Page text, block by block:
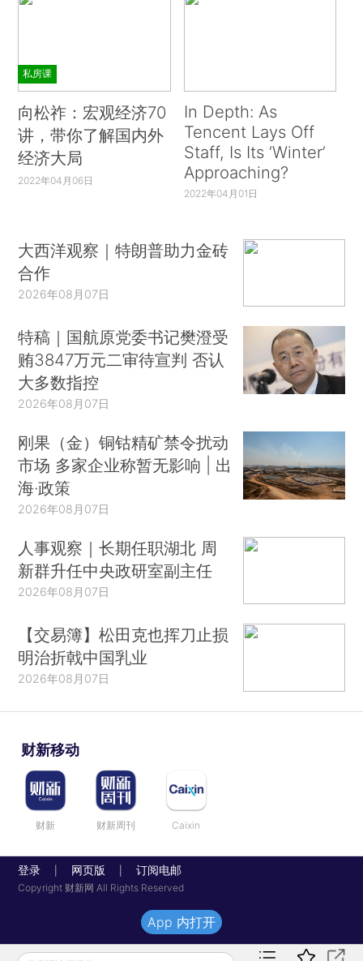
私房课
向松祚：宏观经济70
讲，带你了解国内外
经济大局
2022年04月06日
In Depth: As
Tencent Lays Off
Staff, Is Its ‘Winter’
Approaching?
2022年04月01日
大西洋观察｜特朗普助力金砖
合作
2026年08月07日
特稿｜国航原党委书记樊澄受
贿3847万元二审待宣判 否认
大多数指控
2026年08月07日
刚果（金）铜钴精矿禁令扰动
市场 多家企业称暂无影响 | 出
海·政策
2026年08月07日
人事观察｜长期任职湖北 周
新群升任中央政研室副主任
2026年08月07日
【交易簿】松田克也挥刀止损
明治折戟中国乳业
2026年08月07日
财新移动
财新 财新周刊 Caixin
登录 网页版 订阅电邮
Copyright 财新网 All Rights Reserved
App 内打开